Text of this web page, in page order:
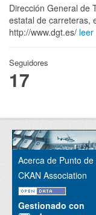
Dirección General de
estatal de carreteras,
http://www.dgt.es/
Seguidores
17
Acerca de Punto
CKAN Association
Gestionado con